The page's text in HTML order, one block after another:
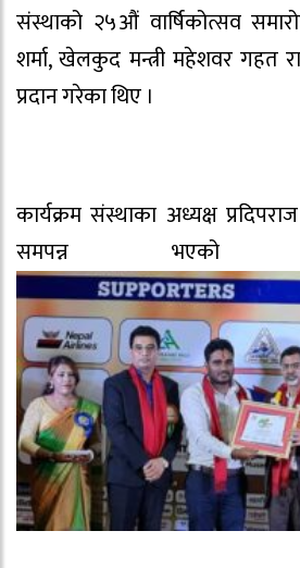
संस्थाको २५औं वार्षिकोत्सव
शर्मा, खेलकुद मन्त्री महेशवर गहत
प्रदान गरेका थिए ।
कार्यक्रम संस्थाका अध्यक्ष
समपन्न